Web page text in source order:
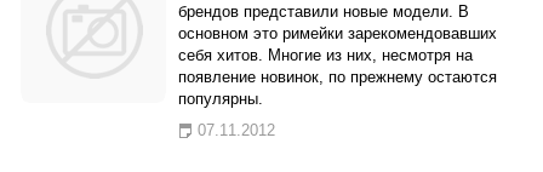
брендов представили новые модели. В
основном это римейки зарекомендовавших
себя хитов. Многие из них, несмотря на
появление новинок, по прежнему остаются
популярны.
07.11.2012